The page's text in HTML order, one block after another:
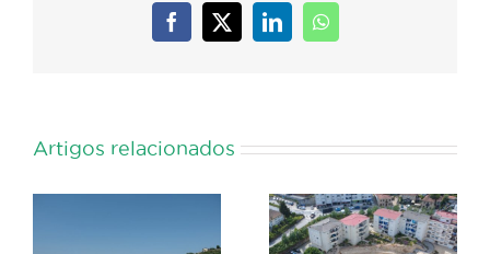
Facebook
X LinkedInWhatsApp
Artigos relacionados